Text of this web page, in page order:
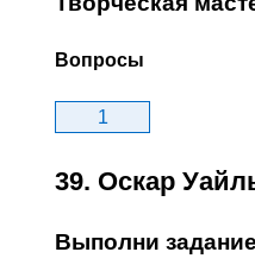
Вопросы
1
39. Оскар
Выполни задание